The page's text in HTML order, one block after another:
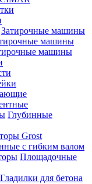
Затирочные машины
машины
машины
Глубинные
Grost
с гибким валом
Площадочные
Гладилки для бетона